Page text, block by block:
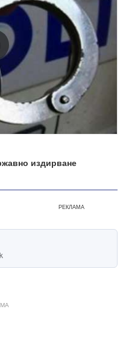
издирване
РЕКЛАМА